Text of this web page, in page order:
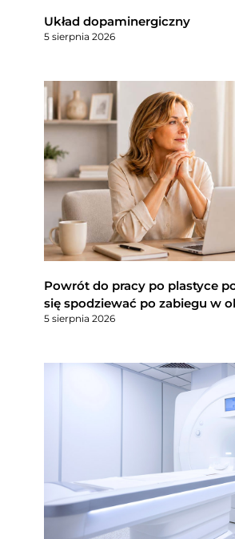
Układ dopaminergiczny
5 sierpnia 2026
Powrót do pracy po plastyce
się spodziewać po zabiegu w
5 sierpnia 2026